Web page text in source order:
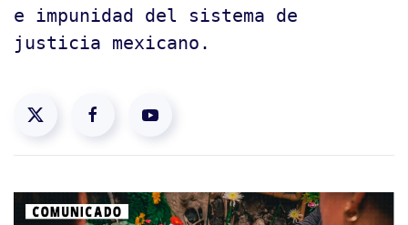
e impunidad del sistema de
justicia mexicano.